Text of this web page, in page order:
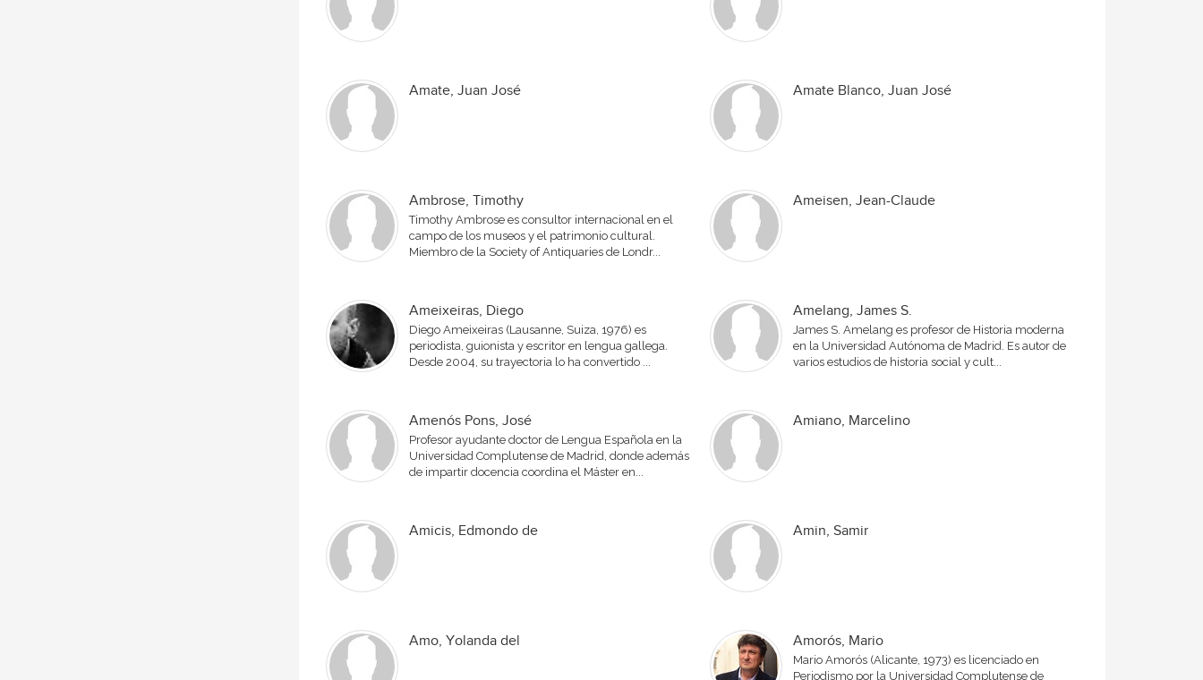
Amate, Juan José Amate Blanco, Juan José
Ambrose, Timothy
Timothy Ambrose es consultor internacional en el
campo de los museos y el patrimonio cultural.
Miembro de la Society of Antiquaries de Londr...
Ameisen, Jean-Claude
Ameixeiras, Diego
Diego Ameixeiras (Lausanne, Suiza, 1976) es
periodista, guionista y escritor en lengua gallega.
Desde 2004, su trayectoria lo ha convertido ...
Amelang, James S.
James S. Amelang es profesor de Historia moderna
en la Universidad Autónoma de Madrid. Es autor de
varios estudios de historia social y cult...
Amenós Pons, José
Profesor ayudante doctor de Lengua Española en la
Universidad Complutense de Madrid, donde además
de impartir docencia coordina el Máster en...
Amiano, Marcelino
Amicis, Edmondo de Amin, Samir
Amo, Yolanda del Amorós, Mario
Mario Amorós (Alicante, 1973) es licenciado en
Periodismo por la Universidad Complutense de